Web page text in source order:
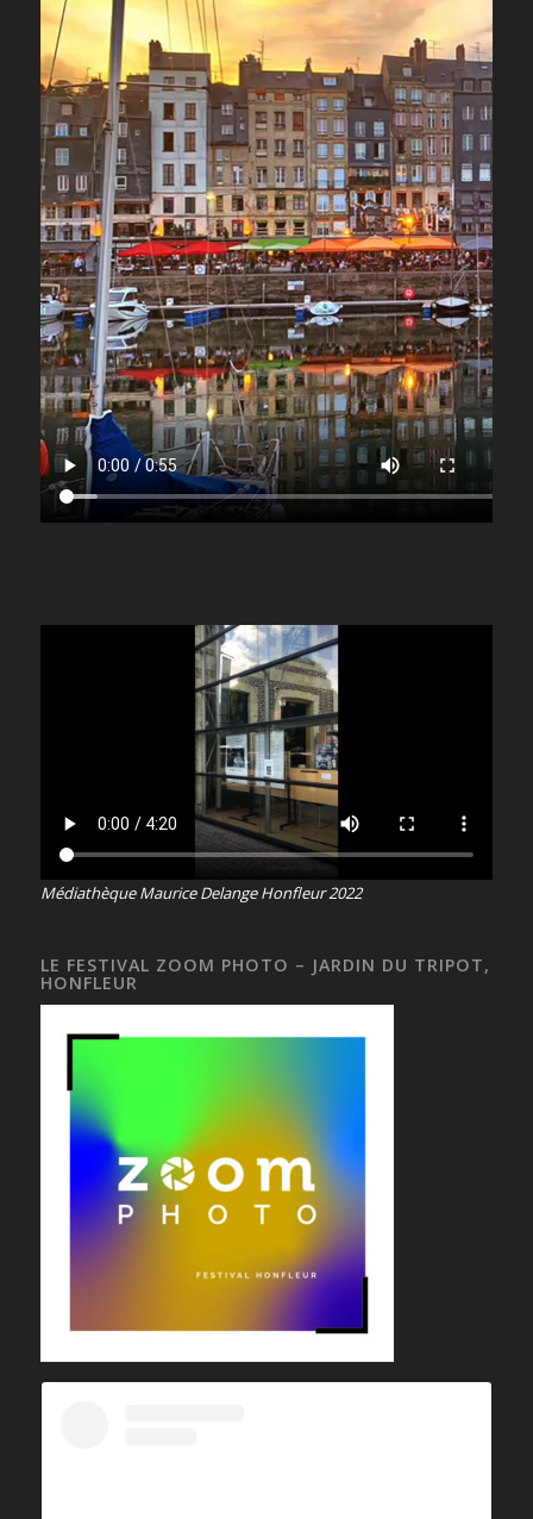
Médiathèque Maurice Delange Honfleur 2022
LE FESTIVAL ZOOM PHOTO – JARDIN DU TRIPOT,
HONFLEUR